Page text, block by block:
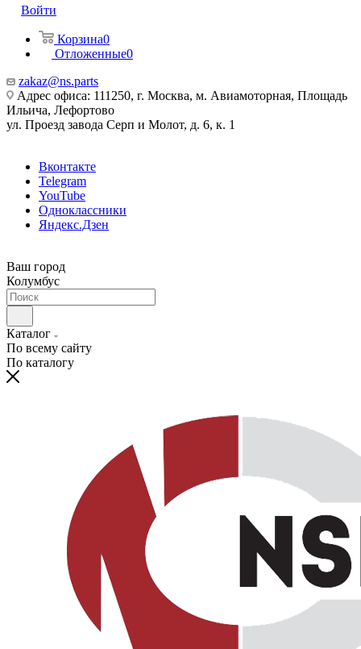
Войти
Корзина0
Отложенные0
zakaz@ns.parts
Адрес офиса: 111250, г. Москва, м. Авиамоторная, Площадь
Ильича, Лефортово
ул. Проезд завода Серп и Молот, д. 6, к. 1
Вконтакте
Telegram
YouTube
Одноклассники
Яндекс.Дзен
Ваш город
Колумбус
Каталог
По всему сайту
По каталогу